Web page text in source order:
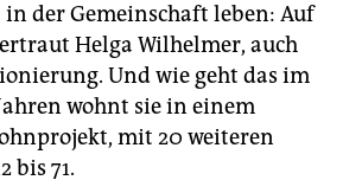
der Gemeinschaft leben: Auf
Helga Wilhelmer, auch
Und wie geht das im
wohnt sie in einem
mit 20 weiteren
bis 71.